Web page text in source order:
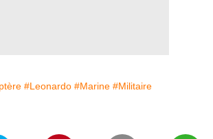
#Leonardo #Marine #Militaire